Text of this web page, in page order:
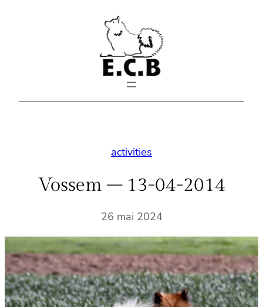
activities
Vossem – 13-04-2014
26 mai 2024